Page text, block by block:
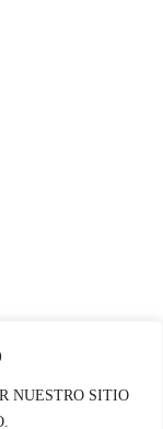
NUESTRO SITIO